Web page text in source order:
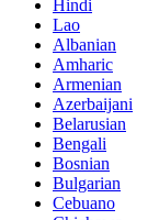
Hindi
Lao
Albanian
Amharic
Armenian
Azerbaijani
Belarusian
Bengali
Bosnian
Bulgarian
Cebuano